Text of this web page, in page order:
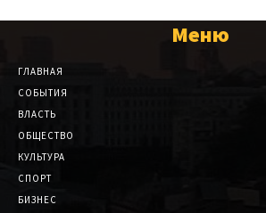
Меню
ГЛАВНАЯ
СОБЫТИЯ
ВЛАСТЬ
ОБЩЕСТВО
КУЛЬТУРА
СПОРТ
БИЗНЕС